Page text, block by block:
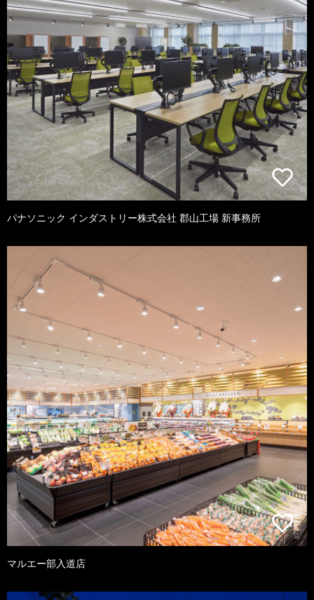
パナソニック インダストリー株式会社 郡山工場 新事務所
マルエー部入道店